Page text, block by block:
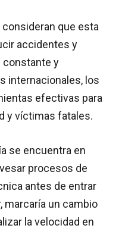
que esta
accidentes y
constante y
internacionales, los
efectivas para
y víctimas fatales.
se encuentra en
procesos de
antes de entrar
marcaría un cambio
la velocidad en